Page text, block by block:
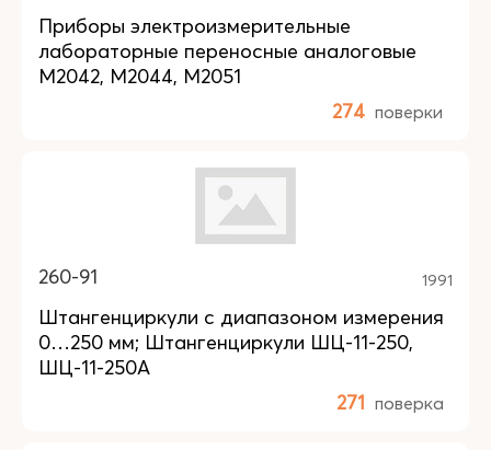
Приборы электроизмерительные
лабораторные переносные аналоговые
М2042, М2044, М2051
274 поверки
260-91 1991
Штангенциркули с диапазоном измерения
0…250 мм; Штангенциркули ШЦ-11-250,
ШЦ-11-250А
271 поверка